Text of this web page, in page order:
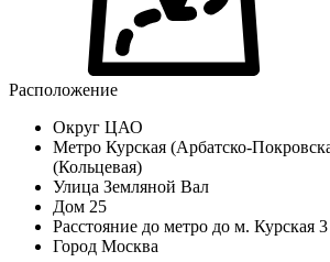
Расположение
Округ ЦАО
Метро Курская (Арбатско-
(Кольцевая)
Улица Земляной Вал
Дом 25
Расстояние до метро до м. Курская
Город Москва